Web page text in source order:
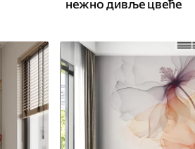
нежно дивље цвеће